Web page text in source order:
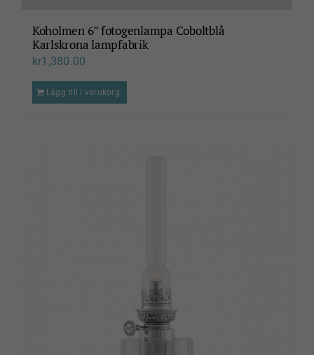
Koholmen 6” fotogenlampa Coboltblå
Karlskrona lampfabrik
kr1,380.00
Lägg till i varukorg